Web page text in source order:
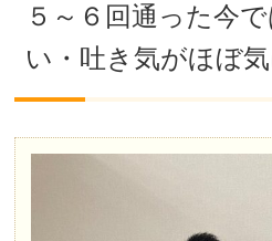
５～６回通った今
い・吐き気がほぼ